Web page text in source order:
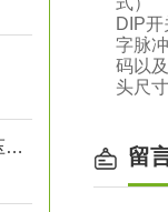
不锈钢压力表的结构原理，波登管压力表原理
DIP
字脉
码以
头尺
留